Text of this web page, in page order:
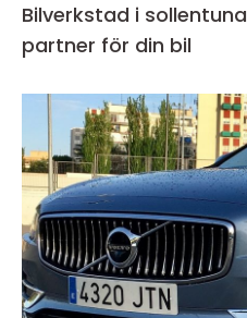
Bilverkstad i sollentuna så väljer du rätt
partner för din bil